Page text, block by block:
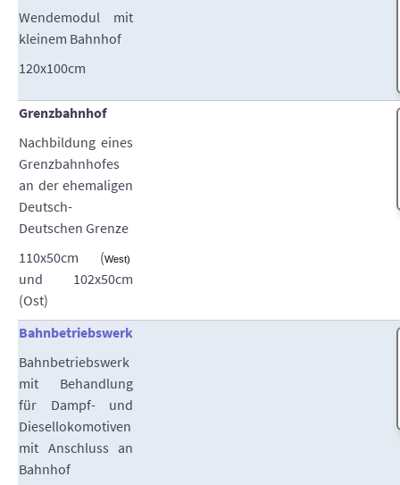
Wendemodul mit
kleinem Bahnhof
120x100cm
Grenzbahnhof
Nachbildung eines
Grenzbahnhofes
an der ehemaligen
Deutsch-
Deutschen Grenze
110x50cm (West)
und 102x50cm
(Ost)
Bahnbetriebswerk
Bahnbetriebswerk
mit Behandlung
für Dampf- und
Diesellokomotiven
mit Anschluss an
Bahnhof